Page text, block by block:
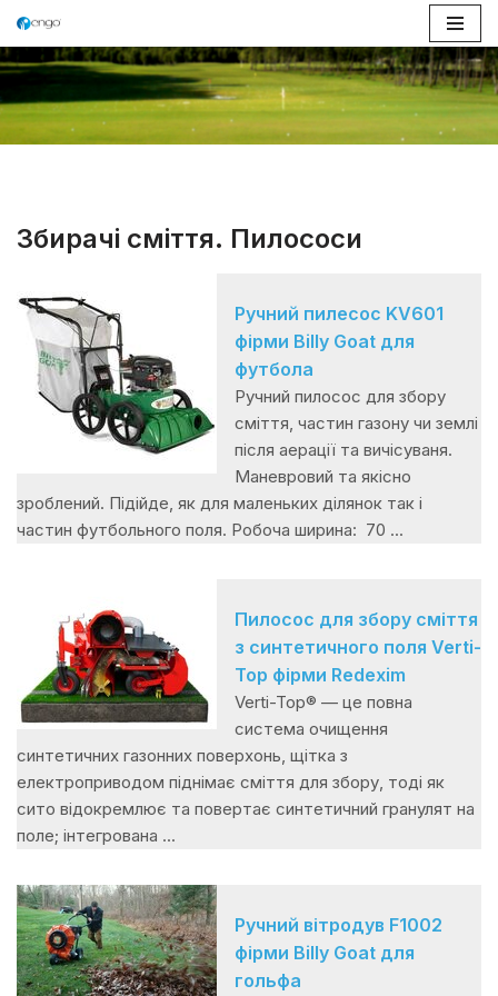
Перейти
вмісту
Збирачі сміття. Пилососи
Ручний пилесос KV601
фірми Billy Goat для
футбола
Ручний пилосос для збору
сміття, частин газону чи землі
після аерації та вичісуваня.
Маневровий та якісно
зроблений. Підійде, як для маленьких ділянок так і
частин футбольного поля. Робоча ширина: 70 ...
Пилосос для збору сміття
з синтетичного поля Verti-
Top фірми Redexim
Verti-Top® — це повна
система очищення
синтетичних газонних поверхонь, щітка з
електроприводом піднімає сміття для збору, тоді як
сито відокремлює та повертає синтетичний гранулят на
поле; інтегрована ...
Ручний вітродув F1002
фірми Billy Goat для
гольфа